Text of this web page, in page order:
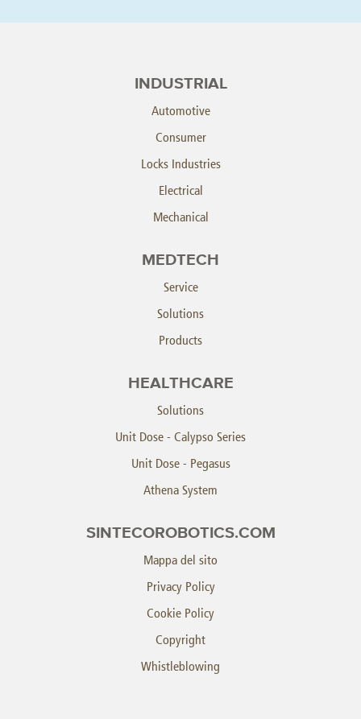
INDUSTRIAL
Automotive
Consumer
Locks Industries
Electrical
Mechanical
MEDTECH
Service
Solutions
Products
HEALTHCARE
Solutions
Unit Dose - Calypso Series
Unit Dose - Pegasus
Athena System
SINTECOROBOTICS.COM
Mappa del sito
Privacy Policy
Cookie Policy
Copyright
Whistleblowing